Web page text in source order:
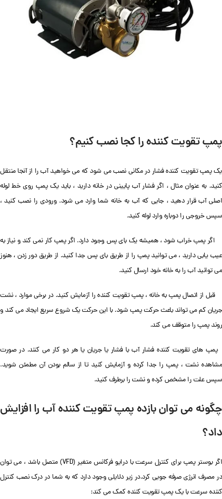
پمپ تقویت کننده را کجا نصب کنیم؟
یک پمپ تقویت کننده فشار در مکانی نصب می شود که می خواهید آب را از آنجا منتقل
کنید. به عنوان مثال ، اگر فشار آب پایینی در خانه دارید ، باید یک پمپ روی خط لوله
اصلی آب قرار دهید ، جایی که آب به خانه شما وارد می شود. ورودی را نصب کنید ،
سپس خروجی را دوباره وارد لوله کنید.
اگر پمپ خراب شود ، همیشه یک بای پس وجود دارد. اگر پمپ کار نمی کند و نیاز به
عیب یابی دارید ، می توانید پمپ را از طریق بای پس جدا کنید. از طریق دور زدن ، هنوز
می توانید آب را به خانه خود ارسال کنید.
قبل از اتصال پمپ به خانه ، پمپ تقویت کننده را آزمایش کنید. در برخی موارد ، نشت
جریان کم می تواند باعث حرکت پمپ شود. با این حرکت یک شروع سریع ایجاد می کند و
روند پمپ را متوقف می کند.
پمپ های تقویت کننده فشار آب با فشار یا جریان یا هر دو کار می کنند. در صورت
مشاهده نشت ، پمپ را جدا کرده و آزمایش کنید تا از سالم بودن آن مطمئن شوید.
سپس علت را مشخص کرده و نشت را برطرف کنید.
چگونه می توان بازده پمپ تقویت کننده آب را افزایش
داد؟
اگر بوستر پمپ برای کنترل سرعت با درایو فرکانس متغیر (VFD) متصل باشد ، می توان
در مصرف انرژی صرفه جویی کرد.در زیر دلایلی وجود دارد که به شما در درک نصب کنترل
کننده سرعت با یک پمپ تقویت کننده کمک می کند: